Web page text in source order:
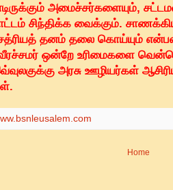
அமைச்சர்களையும்,
சிந்திக்க வைக்கும்.
தனம் தலை கொய்யும்
ஒன்றே உரிமைகளை
அரசு ஊழியர்கள்
Home